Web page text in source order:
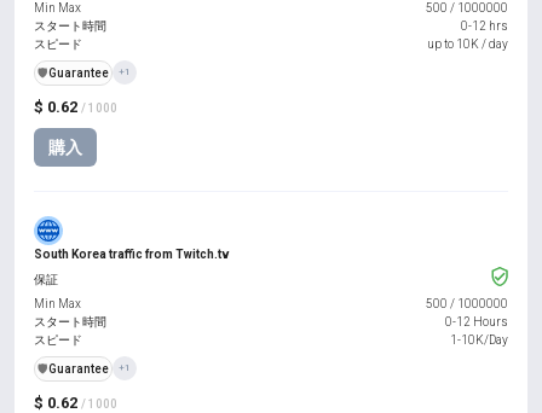
$ 0.62 / 1000
購入
Min Max
500 / 1000000
スタート時間
0-12 hrs
スピード
up to 10K / day
️🛡️Guarantee +1
South Korea traffic from Twitch.tv
$ 0.62 / 1000
保証
Min Max
500 / 1000000
スタート時間
0-12 Hours
スピード
1-10K/Day
️🛡️Guarantee +1